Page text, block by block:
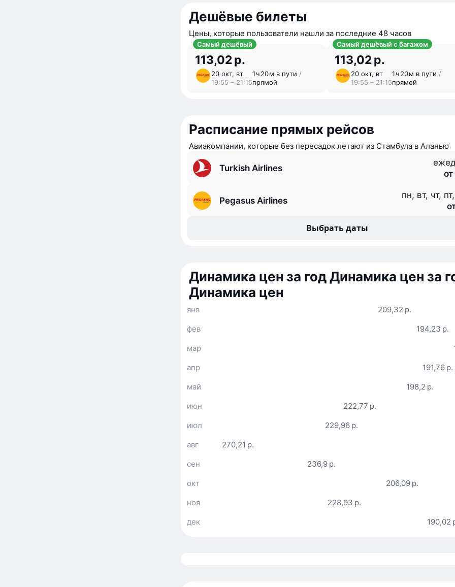
Дешёвые билеты
Цены, которые пользователи нашли за последние 48 часов
Самый дешёвый
113,02 р.
20 окт, вт
19:55 – 21:15
1 ⁠ч 20 ⁠м в пути /
прямой
Самый дешёвый с багажом
113,02 р.
20 окт, вт
19:55 – 21:15
1 ⁠ч 20 ⁠м в пути /
прямой
Расписание прямых рейсов
Авиакомпании, которые без пересадок летают из Стамбула в Аланью
Turkish Airlines
Pegasus Airlines
пн, вт, чт,
Выбрать даты
Динамика цен за годДинамика цен за
Динамика цен
209,32 р.
янв
194,23 р.
фев
мар
191,76 р.
апр
198,2 р.
май
222,77 р.
июн
229,96 р.
июл
270,21 р.
авг
236,9 р.
сен
206,09 р.
окт
228,93 р.
ноя
190,02
дек